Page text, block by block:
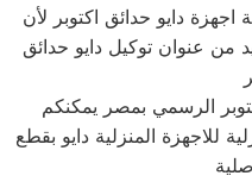
اجهزة دايو حدائق اكتوبر لأن
من عنوان توكيل دايو حدائق
الرسمي بمصر يمكنكم
للاجهزة المنزلية دايو بقطع